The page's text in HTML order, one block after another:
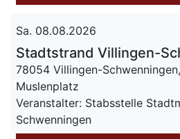
Sa. 08.08.2026
Stadtstrand Villingen-
78054 Villingen-Schwenningen,
Muslenplatz
Veranstalter: Stabsstelle
Schwenningen